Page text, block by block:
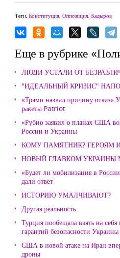
Теги: Конституция, Оппозиция, Кадыров
Еще в рубрике
ЛЮДИ УСТАЛИ ОТ
"ИДЕАЛЬНЫЙ КРИЗИС"
«Трамп назвал причину отказа
ракеты Patriot
«Рубио заявил о планах США
России и Украины
КОМУ ПАМЯТНИК? ГЕРОЯМ
НОВЫЙ ГЛАВКОМ УКРАИНЫ
«Будет ли мобилизация в
дали ответ
ИСТОРИЮ УМАЛЧИВАЮТ?
Другая реальность
Турция пообещала взять на
гарантий безопасности Украины
США в новой атаке на Иран
дроны